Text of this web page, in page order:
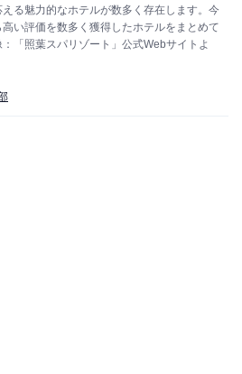
る魅力的なホテルが数多く存在します。今
い評価を数多く獲得したホテルをまとめて
「照葉スパリゾート」公式Webサイトよ